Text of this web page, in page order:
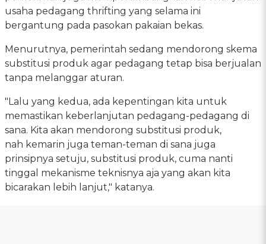
usaha pedagang thrifting yang selama ini
bergantung pada pasokan pakaian bekas.
Menurutnya, pemerintah sedang mendorong skema
substitusi produk agar pedagang tetap bisa berjualan
tanpa melanggar aturan.
"Lalu yang kedua, ada kepentingan kita untuk
memastikan keberlanjutan pedagang-pedagang di
sana. Kita akan mendorong substitusi produk,
nah kemarin juga teman-teman di sana juga
prinsipnya setuju, substitusi produk, cuma nanti
tinggal mekanisme teknisnya aja yang akan kita
bicarakan lebih lanjut," katanya.